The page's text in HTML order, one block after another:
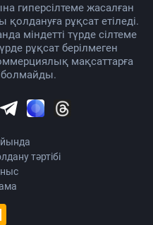
гиперсілтеме жасалған
рұқсат етіледі.
міндетті түрде сілтеме
рұқсат берілмеген
мақсаттарға
болмайды.
тәртібі